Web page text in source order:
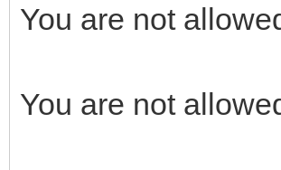
You are not
You are not